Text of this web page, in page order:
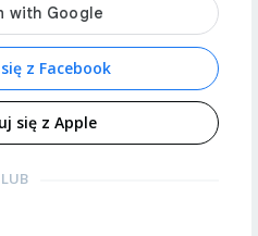
z Facebook
się z Apple
LUB